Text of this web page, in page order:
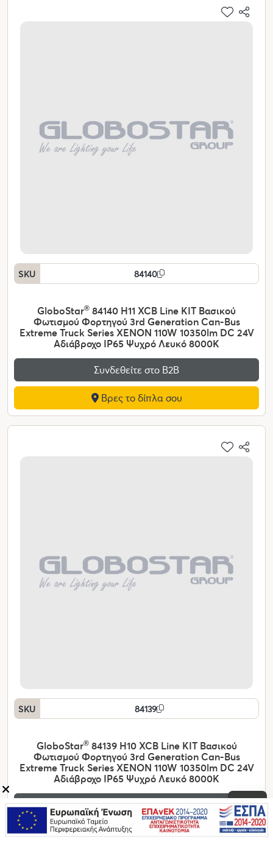
SKU 84140
GloboStar® 84140 H11 XCB Line KIT Βασικού
Φωτισμού Φορτηγού 3rd Generation Can-Bus
Extreme Truck Series XENON 110W 10350lm DC 24V
Αδιάβροχο IP65 Ψυχρό Λευκό 8000K
Συνδεθείτε στο Β2Β
Βρες το δίπλα σου
SKU 84139
GloboStar®84139 H10 XCB Line KIT Βασικού
Φωτισμού Φορτηγού 3rd Generation Can-Bus
Extreme Truck Series XENON 110W 10350lm DC 24V
Αδιάβροχο IP65 Ψυχρό Λευκό 8000K
Συνδεθείτε στο Β2Β
Βρες το δίπλα σου